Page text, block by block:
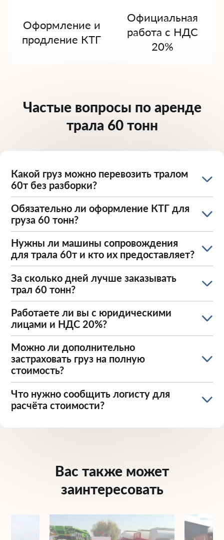
Оформление и
продление КТГ
Официальная
работа с НДС
20%
Частые вопросы по аренде
трала 60 тонн
Какой груз можно перевозить тралом
60т без разборки?
Обязательно ли оформление КТГ для
груза 60 тонн?
Нужны ли машины сопровождения
для трала 60т и кто их предоставляет?
За сколько дней лучше заказывать
трал 60 тонн?
Работаете ли вы с юридическими
лицами и НДС 20%?
Можно ли дополнительно
застраховать груз на полную
стоимость?
Что нужно сообщить логисту для
расчёта стоимости?
Вас также может
заинтересовать